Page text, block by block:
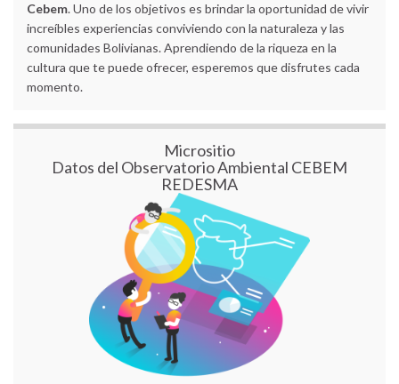
Cebem. Uno de los objetivos es brindar la oportunidad de vivir
increíbles experiencias conviviendo con la naturaleza y las
comunidades Bolivianas. Aprendiendo de la riqueza en la
cultura que te puede ofrecer, esperemos que disfrutes cada
momento.
Micrositio
Datos del Observatorio Ambiental CEBEM
REDESMA